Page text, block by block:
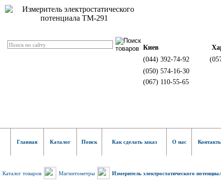
Киев
(044) 392-74-92
(050) 574-16-30
(067) 110-55-65
Главная Каталог Поиск Как сделать заказ О нас
Каталог товаров Магнитометры Измеритель электростатического